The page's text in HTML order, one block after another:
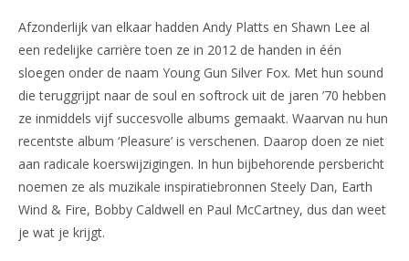
Afzonderlijk van elkaar hadden Andy Platts en Shawn Lee al
een redelijke carrière toen ze in 2012 de handen in één
sloegen onder de naam Young Gun Silver Fox. Met hun sound
die teruggrijpt naar de soul en softrock uit de jaren ’70 hebben
ze inmiddels vijf succesvolle albums gemaakt. Waarvan nu hun
recentste album ‘Pleasure’ is verschenen. Daarop doen ze niet
aan radicale koerswijzigingen. In hun bijbehorende persbericht
noemen ze als muzikale inspiratiebronnen Steely Dan, Earth
Wind & Fire, Bobby Caldwell en Paul McCartney, dus dan weet
je wat je krijgt.